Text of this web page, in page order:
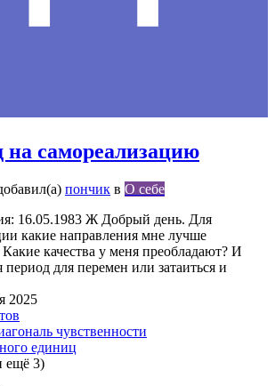
самореализацию
пончик в О себе
16.05.1983 Ж Добрый день. Для
какие направления мне лучше
Какие качества у меня преобладают? И
период для перемен или затаиться и
2025
чувственности
единиц
ещё 3)